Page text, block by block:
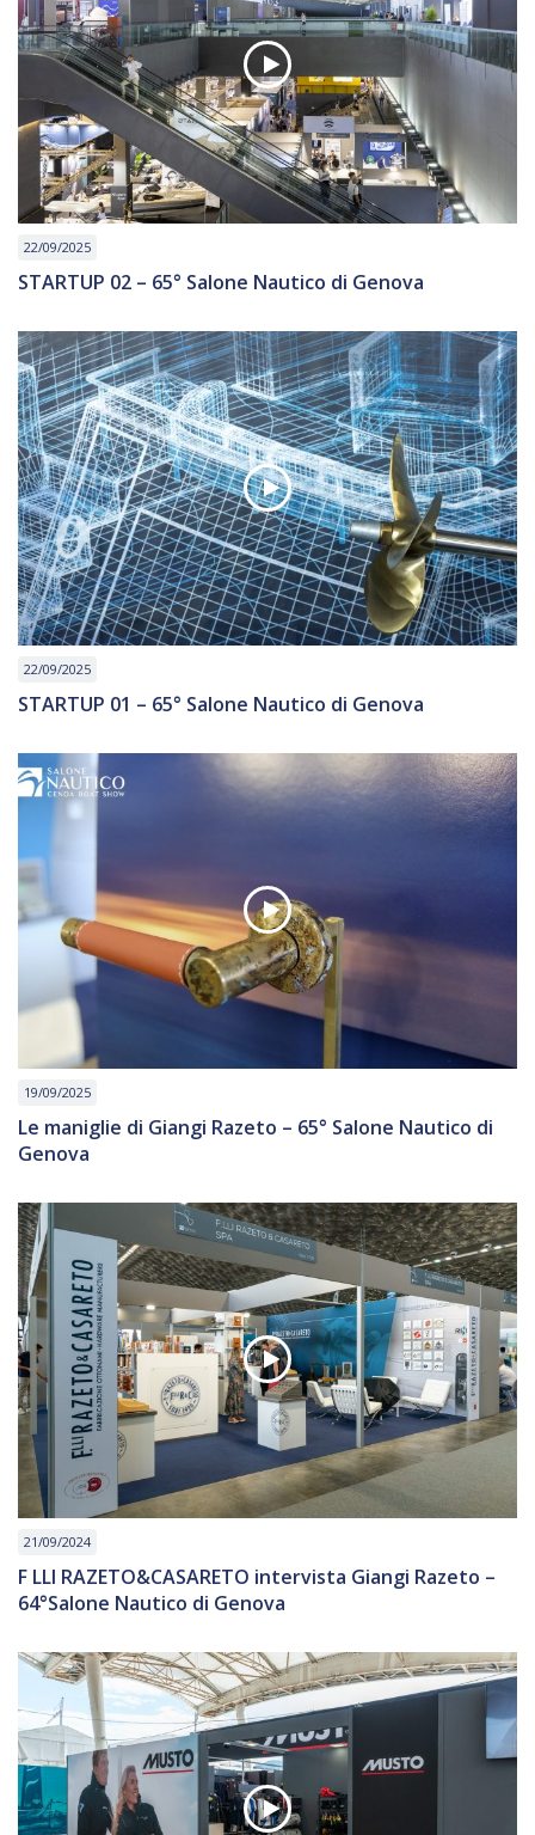
22/09/2025
STARTUP 02 – 65° Salone Nautico di Genova
22/09/2025
STARTUP 01 – 65° Salone Nautico di Genova
19/09/2025
Le maniglie di Giangi Razeto – 65° Salone Nautico di
Genova
21/09/2024
F LLI RAZETO&CASARETO intervista Giangi Razeto –
64°Salone Nautico di Genova